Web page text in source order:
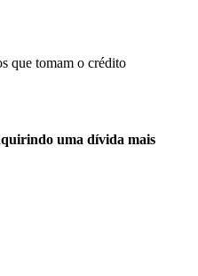
que tomam o crédito
uma dívida mais